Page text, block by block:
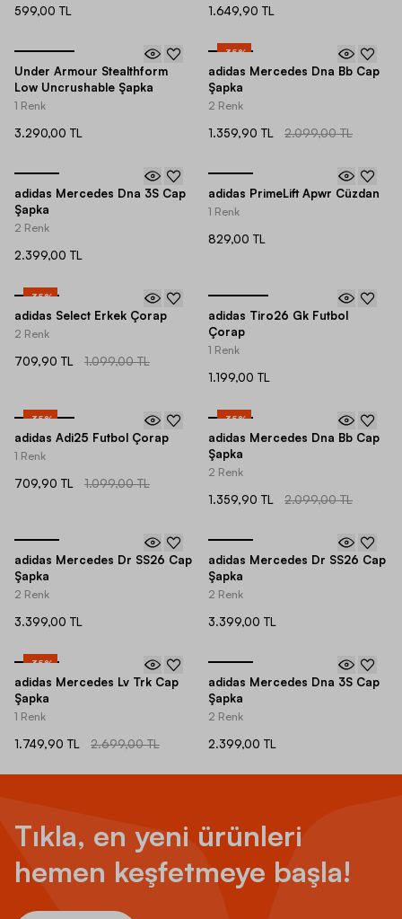
599,00 TL 1.649,90 TL
Under Armour Stealthform
Low Uncrushable Şapka
1 Renk
3.290,00 TL
-35%
adidas Mercedes Dna Bb Cap
Şapka
2 Renk
1.359,90 TL 2.099,00 TL
adidas Mercedes Dna 3S Cap
Şapka
2 Renk
2.399,00 TL
adidas PrimeLift Apwr Cüzdan
1 Renk
829,00 TL
-35%
adidas Select Erkek Çorap
2 Renk
709,90 TL 1.099,00 TL
adidas Tiro26 Gk Futbol
Çorap
1 Renk
1.199,00 TL
-35%
adidas Adi25 Futbol Çorap
1 Renk
709,90 TL 1.099,00 TL
-35%
adidas Mercedes Dna Bb Cap
Şapka
2 Renk
1.359,90 TL 2.099,00 TL
adidas Mercedes Dr SS26 Cap
Şapka
2 Renk
3.399,00 TL
adidas Mercedes Dr SS26 Cap
Şapka
2 Renk
3.399,00 TL
-35%
adidas Mercedes Lv Trk Cap
Şapka
1 Renk
1.749,90 TL 2.699,00 TL
adidas Mercedes Dna 3S Cap
Şapka
2 Renk
2.399,00 TL
Tıkla, en yeni ürünleri
hemen keşfetmeye başla!